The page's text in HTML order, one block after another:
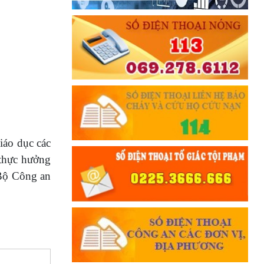
dục các
hưởng
Công an